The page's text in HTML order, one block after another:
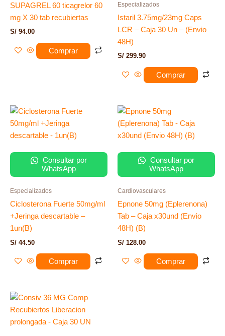
SUPAGREL 60 ticagrelor 60
mg X 30 tab recubiertas
S/ 94.00
Comprar
Especializados
Istaril 3.75mg/23mg Caps
LCR – Caja 30 Un – (Envio
48H)
S/ 299.90
Comprar
Consultar por
WhatsApp
Especializados
Ciclosterona Fuerte 50mg/ml
+Jeringa descartable –
1un(B)
S/ 44.50
Comprar
Consultar por
WhatsApp
Cardiovasculares
Epnone 50mg (Eplerenona)
Tab – Caja x30und (Envio
48H) (B)
S/ 128.00
Comprar